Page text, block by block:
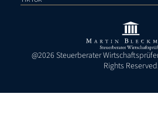
@2026 Steuerberater
Rights Reserved.